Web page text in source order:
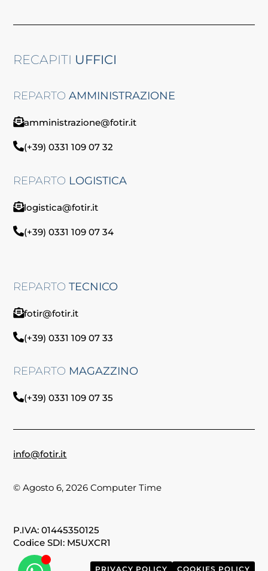
RECAPITI UFFICI
REPARTOAMMINISTRAZIONE
amministrazione@fotir.it
(+39) 0331 109 07 32
REPARTO LOGISTICA
logistica@fotir.it
(+39) 0331 109 07 34
REPARTOTECNICO
fotir@fotir.it
(+39) 0331 109 07 33
REPARTO MAGAZZINO
(+39) 0331 109 07 35
info@fotir.it
© Agosto 6, 2026 Computer Time
P.IVA: 01445350125
Codice SDI: M5UXCR1
PRIVACY POLICY COOKIES POLICY